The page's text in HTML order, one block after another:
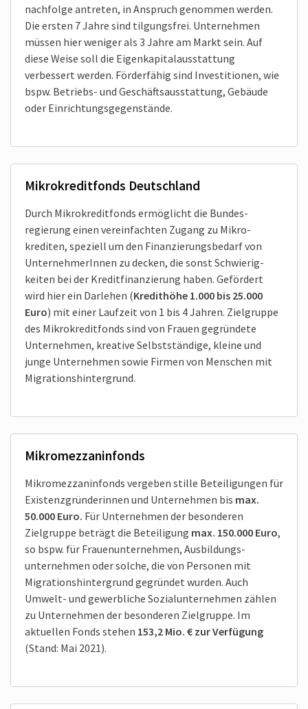
nachfolge antreten, in Anspruch genommen werden.
Die ersten 7 Jahre sind tilgungs­frei. Unter­nehmen
müssen hier weniger als 3 Jahre am Markt sein. Auf
diese Weise soll die Eigen­kapital­ausstattung
verbessert werden. Förderfähig sind Investitionen, wie
bspw. Betriebs- und Geschäfts­ausstattung, Gebäude
oder Einrichtungs­gegenstände.
Mikrokreditfonds Deutschland
Durch Mikrokreditfonds ermöglicht die Bundes­
regierung einen vereinfachten Zugang zu Mikro­
krediten, speziell um den Finanzierungs­bedarf von
Unternehmer­Innen zu decken, die sonst Schwierig­
keiten bei der Kredit­finanzierung haben. Gefördert
wird hier ein Darlehen (Kredit­höhe 1.000 bis 25.000
Euro) mit einer Laufzeit von 1 bis 4 Jahren. Zielgruppe
des Mikro­kreditfonds sind von Frauen gegründete
Unternehmen, kreative Selbstständige, kleine und
junge Unternehmen sowie Firmen von Menschen mit
Migrations­hintergrund.
Mikro­mezzaninfonds
Mikro­mezzaninfonds vergeben stille Beteiligungen für
Existenz­gründerinnen und Unter­nehmen bis max.
50.000 Euro. Für Unternehmen der besonderen
Zielgruppe beträgt die Beteiligung max. 150.000 Euro,
so bspw. für Frauen­unternehmen, Ausbildungs­
unternehmen oder solche, die von Personen mit
Migrations­hintergrund gegründet wurden. Auch
Umwelt- und gewerbliche Sozial­unternehmen zählen
zu Unternehmen der besonderen Zielgruppe. Im
aktuellen Fonds stehen 153,2 Mio. € zur Verfügung
(Stand: Mai 2021).